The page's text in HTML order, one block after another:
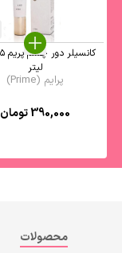
لیتر
پرایم (Prime)
390,000تومان
محصولات